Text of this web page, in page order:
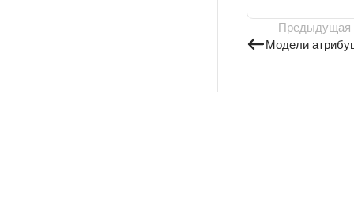
Предыдущая
Модели